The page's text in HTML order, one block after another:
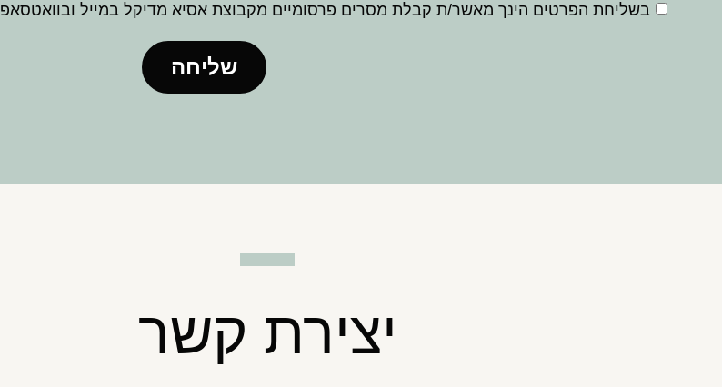
בשליחת הפרטים הינך מאשר/ת קבלת מסרים פרסומיים מקבוצת אסיא מדיקל במייל ובוואטסאפ
שליחה
יצירת קשר